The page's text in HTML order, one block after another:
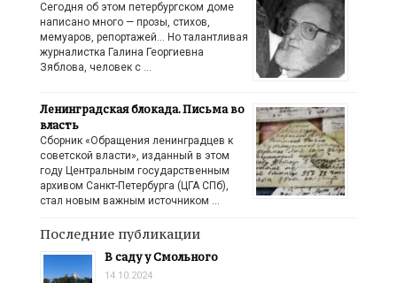
Сегодня об этом петербургском доме
написано много — прозы, стихов,
мемуаров, репортажей… Но талантливая
журналистка Галина Георгиевна
Зяблова, человек с …
Ленинградская блокада. Письма во
власть
Сборник «Обращения ленинградцев к
советской власти», изданный в этом
году Центральным государственным
архивом Санкт-Петербурга (ЦГА СПб),
стал новым важным источником …
Последние публикации
В саду у Смольного
14.10.2024